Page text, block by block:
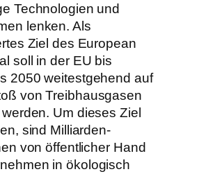
Technologien und
lenken. Als
Ziel des European
soll in der EU bis
2050 weitestgehend auf
von Treibhausgasen
Um dieses Ziel
sind Milliarden-
von öffentlicher Hand
in ökologisch